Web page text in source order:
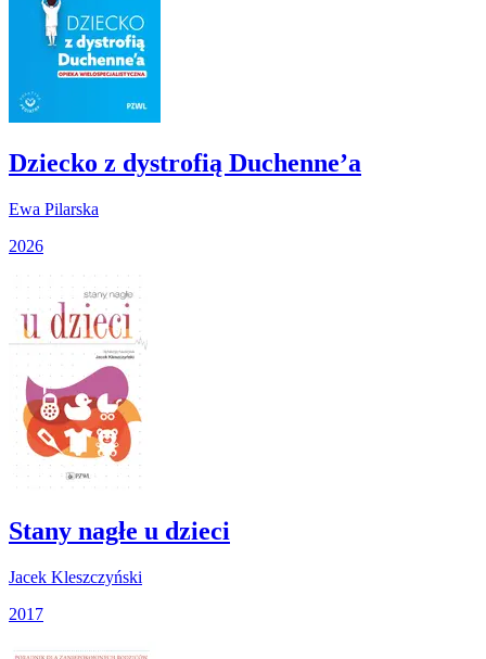
Dziecko z dystrofią Duchenne’a
Ewa Pilarska
2026
Stany nagłe u dzieci
Jacek Kleszczyński
2017